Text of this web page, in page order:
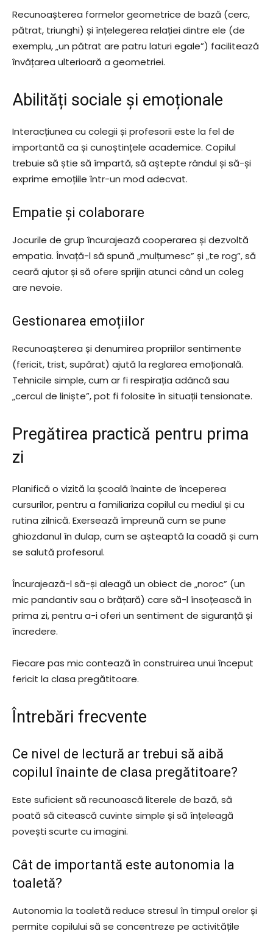
Recunoașterea formelor geometrice de bază (cerc,
pătrat, triunghi) și înțelegerea relației dintre ele (de
exemplu, „un pătrat are patru laturi egale”) facilitează
învățarea ulterioară a geometriei.
Abilități sociale și emoționale
Interacțiunea cu colegii și profesorii este la fel de
importantă ca și cunoștințele academice. Copilul
trebuie să știe să împartă, să aștepte rândul și să-și
exprime emoțiile într-un mod adecvat.
Empatie și colaborare
Jocurile de grup încurajează cooperarea și dezvoltă
empatia. Învață-l să spună „mulțumesc” și „te rog”, să
ceară ajutor și să ofere sprijin atunci când un coleg
are nevoie.
Gestionarea emoțiilor
Recunoașterea și denumirea propriilor sentimente
(fericit, trist, supărat) ajută la reglarea emoțională.
Tehnicile simple, cum ar fi respirația adâncă sau
„cercul de liniște”, pot fi folosite în situații tensionate.
Pregătirea practică pentru prima
zi
Planifică o vizită la școală înainte de începerea
cursurilor, pentru a familiariza copilul cu mediul și cu
rutina zilnică. Exersează împreună cum se pune
ghiozdanul în dulap, cum se așteaptă la coadă și cum
se salută profesorul.
Încurajează-l să-și aleagă un obiect de „noroc” (un
mic pandantiv sau o brățară) care să-l însoțească în
prima zi, pentru a-i oferi un sentiment de siguranță și
încredere.
Fiecare pas mic contează în construirea unui început
fericit la clasa pregătitoare.
Întrebări frecvente
Ce nivel de lectură ar trebui să aibă
copilul înainte de clasa pregătitoare?
Este suficient să recunoască literele de bază, să
poată să citească cuvinte simple și să înțeleagă
povești scurte cu imagini.
Cât de importantă este autonomia la
toaletă?
Autonomia la toaletă reduce stresul în timpul orelor și
permite copilului să se concentreze pe activitățile